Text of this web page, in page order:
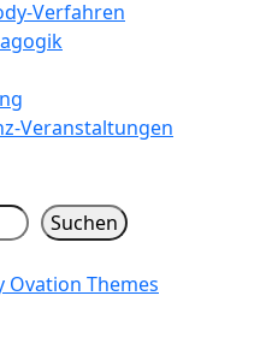
Verfahren
Veranstaltungen
Suchen
Ovation Themes